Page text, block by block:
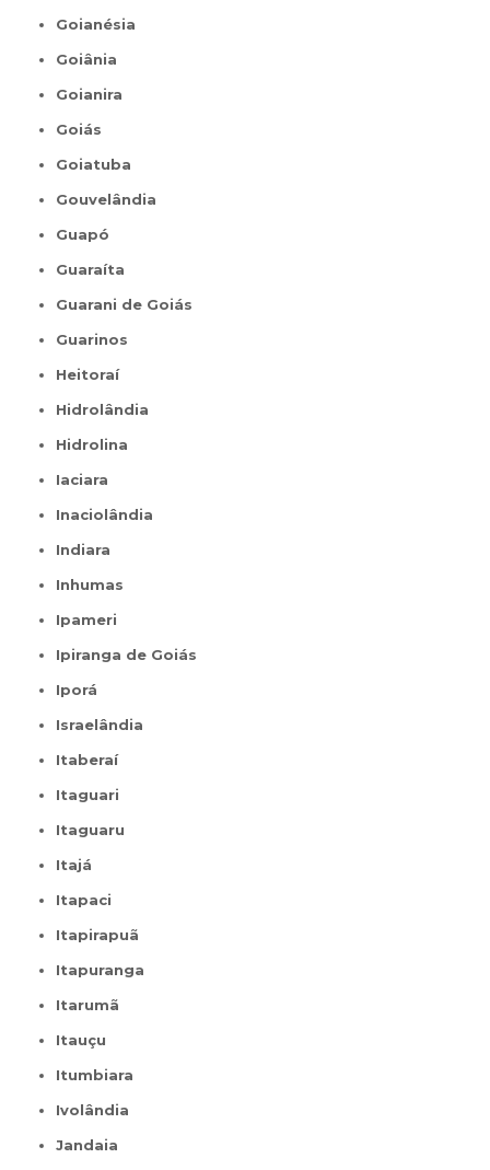
Goianésia
Goiânia
Goianira
Goiás
Goiatuba
Gouvelândia
Guapó
Guaraíta
Guarani de Goiás
Guarinos
Heitoraí
Hidrolândia
Hidrolina
Iaciara
Inaciolândia
Indiara
Inhumas
Ipameri
Ipiranga de Goiás
Iporá
Israelândia
Itaberaí
Itaguari
Itaguaru
Itajá
Itapaci
Itapirapuã
Itapuranga
Itarumã
Itauçu
Itumbiara
Ivolândia
Jandaia